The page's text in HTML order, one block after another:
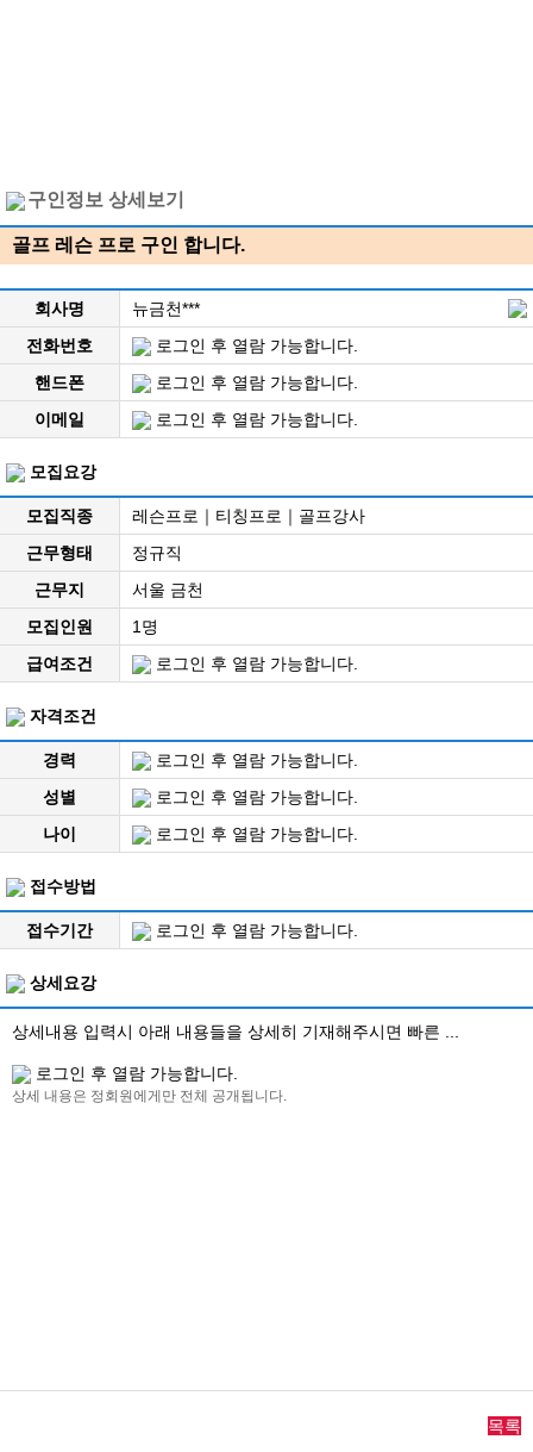
구인정보 상세보기
골프 레슨 프로 구인 합니다.
회사명
뉴금천***
전화번호
로그인 후 열람 가능합니다.
핸드폰
로그인 후 열람 가능합니다.
이메일
로그인 후 열람 가능합니다.
모집요강
모집직종
레슨프로｜티칭프로｜골프강사
근무형태
정규직
근무지
서울 금천
모집인원
1명
급여조건
로그인 후 열람 가능합니다.
자격조건
경력
로그인 후 열람 가능합니다.
성별
로그인 후 열람 가능합니다.
나이
로그인 후 열람 가능합니다.
접수방법
접수기간 로그인 후 열람 가능합니다.
상세요강
상세내용 입력시 아래 내용들을 상세히 기재해주시면 빠른 ...
로그인 후 열람 가능합니다.
상세 내용은 정회원에게만 전체 공개됩니다.
목록